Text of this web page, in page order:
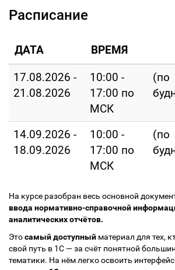
Расписание
ДАТА ВРЕМЯ
17.08.2026 -
21.08.2026
10:00 -
17:00 по
МСК
(по
14.09.2026 -
18.09.2026
10:00 -
17:00 по
МСК
(по
На курсе разобран весь основной
ввода нормативно-справочной
аналитических отчётов.
Этосамый доступный материал для тех,
свой путь в 1С — за счёт понятной
тематики. На нём легко освоить